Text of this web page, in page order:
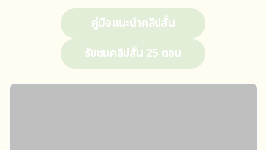
คู่มือแนะนำคลิปสั้น
รับชมคลิปสั้น 25 ตอน